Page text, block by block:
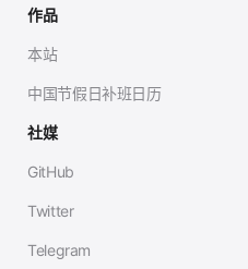
作品
本站
中国节假日补班日历
社媒
GitHub
Twitter
Telegram